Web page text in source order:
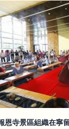
恩寺景區組織在寧